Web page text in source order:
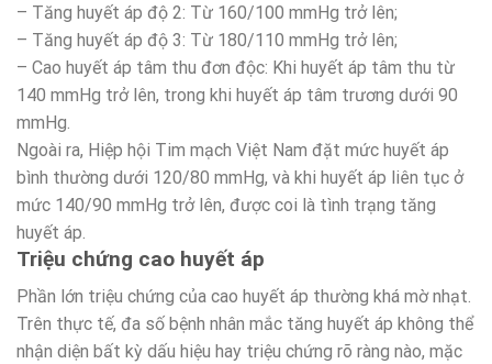
– Tăng huyết áp độ 2: Từ 160/100 mmHg trở lên;
– Tăng huyết áp độ 3: Từ 180/110 mmHg trở lên;
– Cao huyết áp tâm thu đơn độc: Khi huyết áp tâm thu từ
140 mmHg trở lên, trong khi huyết áp tâm trương dưới 90
mmHg.
Ngoài ra, Hiệp hội Tim mạch Việt Nam đặt mức huyết áp
bình thường dưới 120/80 mmHg, và khi huyết áp liên tục ở
mức 140/90 mmHg trở lên, được coi là tình trạng tăng
huyết áp.
Triệu chứng cao huyết áp
Phần lớn triệu chứng của cao huyết áp thường khá mờ nhạt.
Trên thực tế, đa số bệnh nhân mắc tăng huyết áp không thể
nhận diện bất kỳ dấu hiệu hay triệu chứng rõ ràng nào, mặc